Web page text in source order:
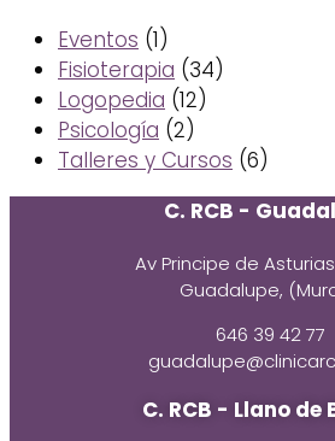
Eventos (1)
Fisioterapia (34)
Logopedia (12)
Psicología (2)
Talleres y Cursos (6)
C. RCB -
Av Principe de Asturias
Guadalupe,
646 39 42 77
C. RCB - Llano de